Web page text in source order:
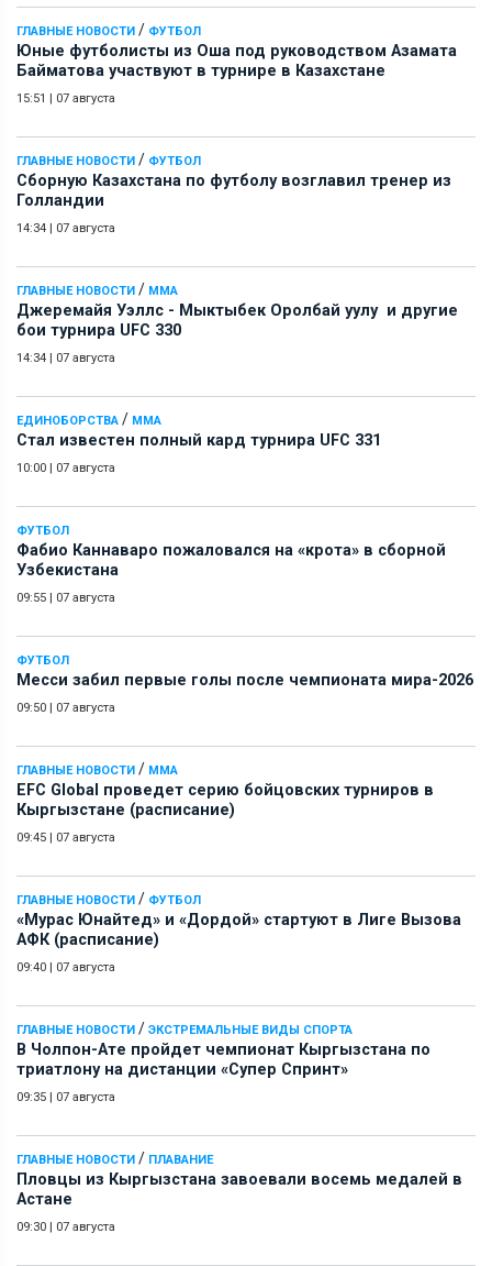
ГЛАВНЫЕ НОВОСТИ / ФУТБОЛ
Юные футболисты из Оша под руководством Азамата
Байматова участвуют в турнире в Казахстане
15:51 | 07 августа
ГЛАВНЫЕ НОВОСТИ / ФУТБОЛ
Сборную Казахстана по футболу возглавил тренер из
Голландии
14:34 | 07 августа
ГЛАВНЫЕ НОВОСТИ / ММА
Джеремайя Уэллс - Мыктыбек Оролбай уулу и другие
бои турнира UFC 330
14:34 | 07 августа
ЕДИНОБОРСТВА / ММА
Стал известен полный кард турнира UFC 331
10:00 | 07 августа
ФУТБОЛ
Фабио Каннаваро пожаловался на «крота» в сборной
Узбекистана
09:55 | 07 августа
ФУТБОЛ
Месси забил первые голы после чемпионата мира-2026
09:50 | 07 августа
ГЛАВНЫЕ НОВОСТИ / ММА
EFC Global проведет серию бойцовских турниров в
Кыргызстане (расписание)
09:45 | 07 августа
ГЛАВНЫЕ НОВОСТИ / ФУТБОЛ
«Мурас Юнайтед» и «Дордой» стартуют в Лиге Вызова
АФК (расписание)
09:40 | 07 августа
ГЛАВНЫЕ НОВОСТИ / ЭКСТРЕМАЛЬНЫЕ ВИДЫ СПОРТА
В Чолпон-Ате пройдет чемпионат Кыргызстана по
триатлону на дистанции «Супер Спринт»
09:35 | 07 августа
ГЛАВНЫЕ НОВОСТИ / ПЛАВАНИЕ
Пловцы из Кыргызстана завоевали восемь медалей в
Астане
09:30 | 07 августа